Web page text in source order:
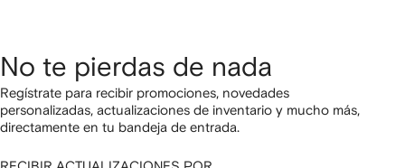
No te pierdas de nada
Regístrate para recibir promociones, novedades
personalizadas, actualizaciones de inventario y mucho más,
directamente en tu bandeja de entrada.